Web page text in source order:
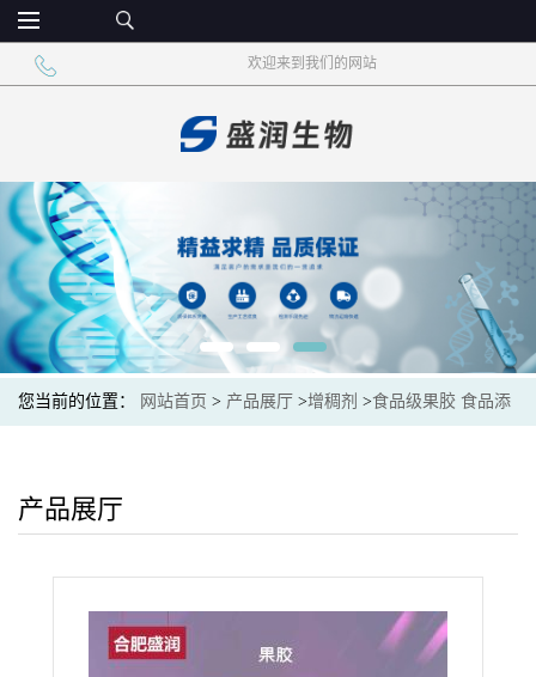
欢迎来到我们的网站
您当前的位置： 网站首页 > 产品展厅 >增稠剂 >食品级果胶 食品添
产品展厅